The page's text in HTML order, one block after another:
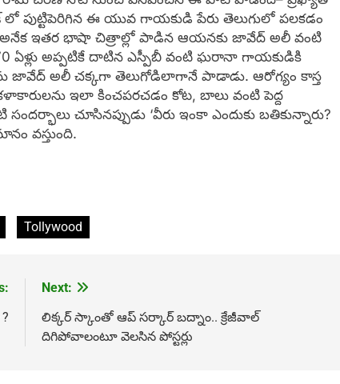
లో పుట్టిపెరిగిన ఈ యువ గాయకుడి పేరు తెలుగులో పలకడం
ఇతర భాషా చిత్రాల్లో పాడిన ఆయనకు జావేద్‌ అలీ వంటి
అప్పటికే దాటిన ఎస్పీబీ వంటి ఘరానా గాయకుడికి
జావేద్‌ అలీ చక్కగా తెలుగోడిలాగానే పాడాడు. ఆరోగ్యం కాస్త
ఇలా కించపరచడం కోట, బాలు వంటి పెద్ద
చూసినప్పుడు ‘వీరు ఇంకా ఎందుకు బతికున్నారు?
వస్తుంది.
Tollywood
Next:
లిక్క‌ర్ స్కాంతో ఆప్‌ స‌ర్కార్ బ‌ద్నాం.. క్రేజీవాల్
దిగిపోవాలంటూ వెల‌సిన పోస్ట‌ర్లు